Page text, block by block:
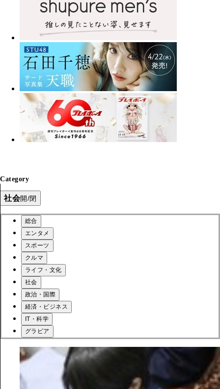
Category
社会開/閉
総合
エンタメ
スポーツ
クルマ
ライフ・文化
社会
政治・国際
経済・ビジネス
IT・科学
グラビア